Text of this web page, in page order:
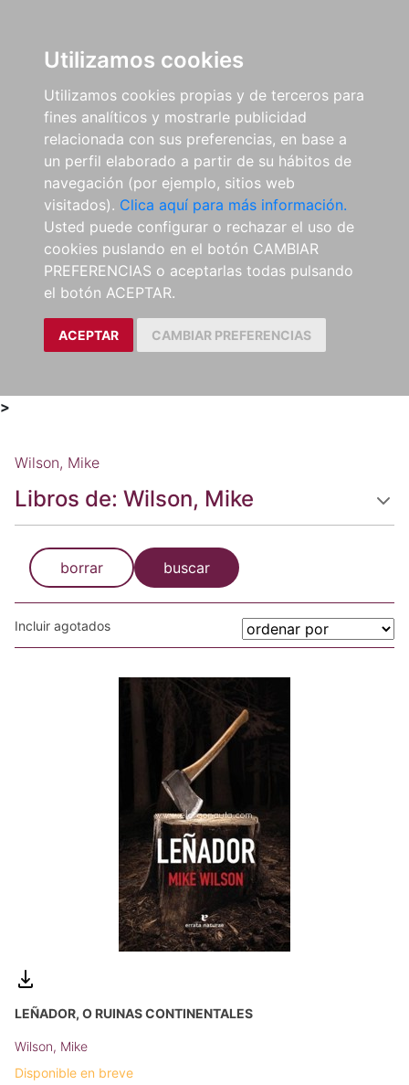
Utilizamos cookies
Utilizamos cookies propias y de terceros para
fines analíticos y mostrarle publicidad
relacionada con sus preferencias, en base a
un perfil elaborado a partir de su hábitos de
navegación (por ejemplo, sitios web
visitados). Clica aquí para más información.
Usted puede configurar o rechazar el uso de
cookies puslando en el botón CAMBIAR
PREFERENCIAS o aceptarlas todas pulsando
el botón ACEPTAR.
ACEPTAR CAMBIAR PREFERENCIAS
>
Wilson, Mike
Libros de: Wilson, Mike
borrar buscar
Incluir agotados
LEÑADOR, O RUINAS CONTINENTALES
Wilson, Mike
Disponible en breve